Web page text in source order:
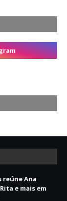
reúne Ana
e mais em